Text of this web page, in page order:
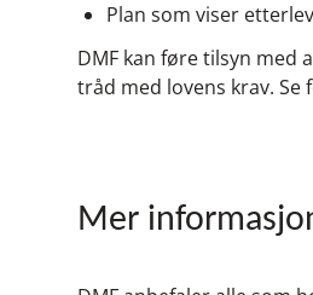
Plan som viser
DMF kan føre tilsyn
tråd med lovens krav.
Mer